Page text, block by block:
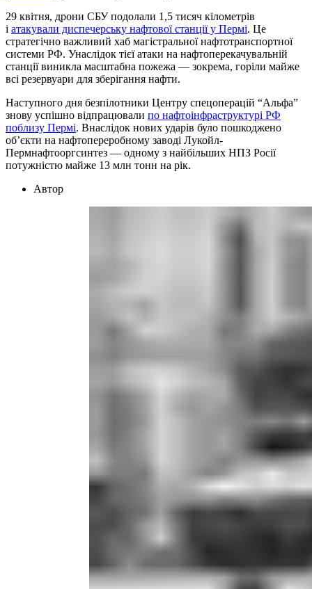
29 квітня, дрони СБУ подолали 1,5 тисяч кілометрів
і атакували диспечерську нафтової станції у Пермі. Це
стратегічно важливий хаб магістральної нафтотранспортної
системи РФ. Унаслідок тієї атаки на нафтоперекачувальній
станції виникла масштабна пожежа — зокрема, горіли майже
всі резервуари для зберігання нафти.
Наступного дня безпілотники Центру спецоперацій “Альфа”
знову успішно відпрацювали по нафтоінфраструктурі РФ
поблизу Пермі. Внаслідок нових ударів було пошкоджено
об’єкти на нафтопереробному заводі Лукойл-
Пермнафтооргсинтез — одному з найбільших НПЗ Росії
потужністю майже 13 млн тонн на рік.
Автор